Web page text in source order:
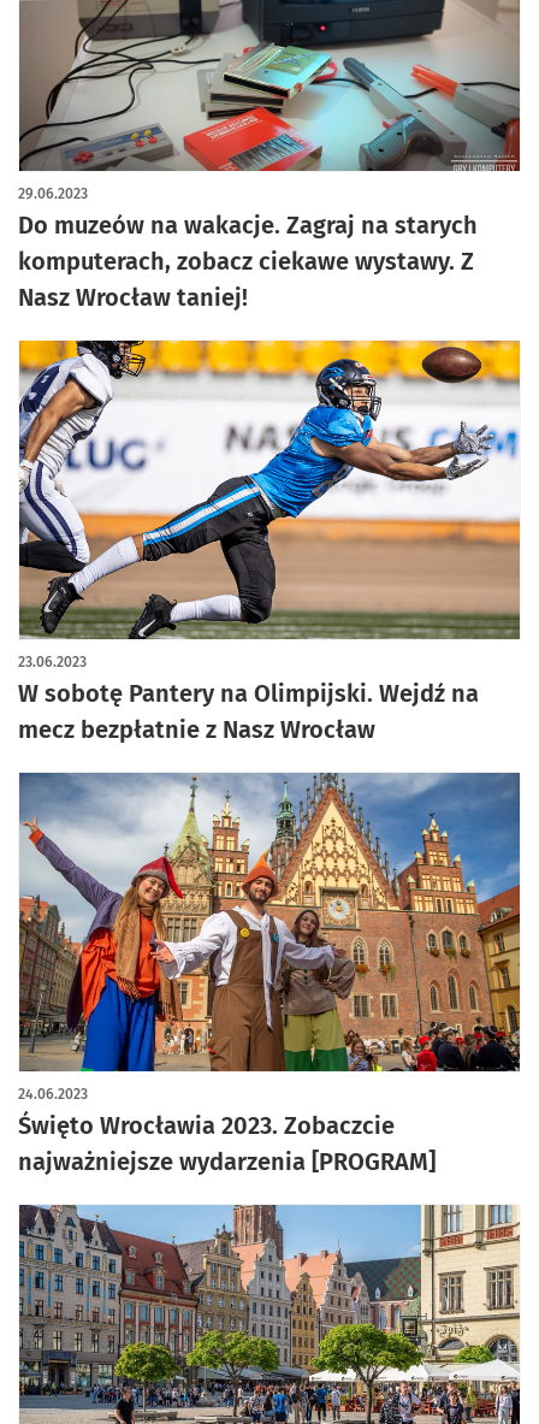
Do muzeów na wakacje. Zagraj na starych
komputerach, zobacz ciekawe wystawy. Z
Nasz Wrocław taniej!
29.06.2023
W sobotę Pantery na Olimpijski. Wejdź na
mecz bezpłatnie z Nasz Wrocław
23.06.2023
Święto Wrocławia 2023. Zobaczcie
najważniejsze wydarzenia [PROGRAM]
24.06.2023